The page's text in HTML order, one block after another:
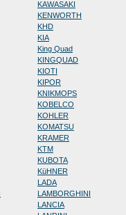
KAWASAKI
KENWORTH
KHD
KIA
King Quad
KINGQUAD
KIOTI
KIPOR
KNIKMOPS
KOBELCO
KOHLER
KOMATSU
KRAMER
KTM
KUBOTA
KüHNER
LADA
LAMBORGHINI
LANCIA